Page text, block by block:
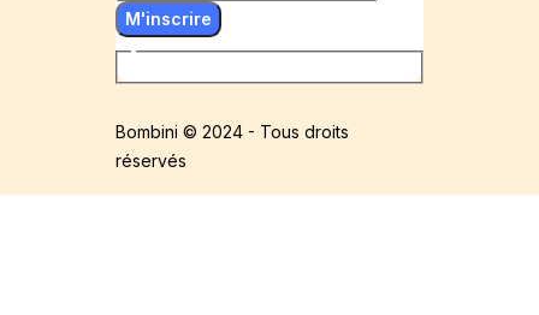
M'inscrire
Bombini © 2024 - Tous droits
réservés